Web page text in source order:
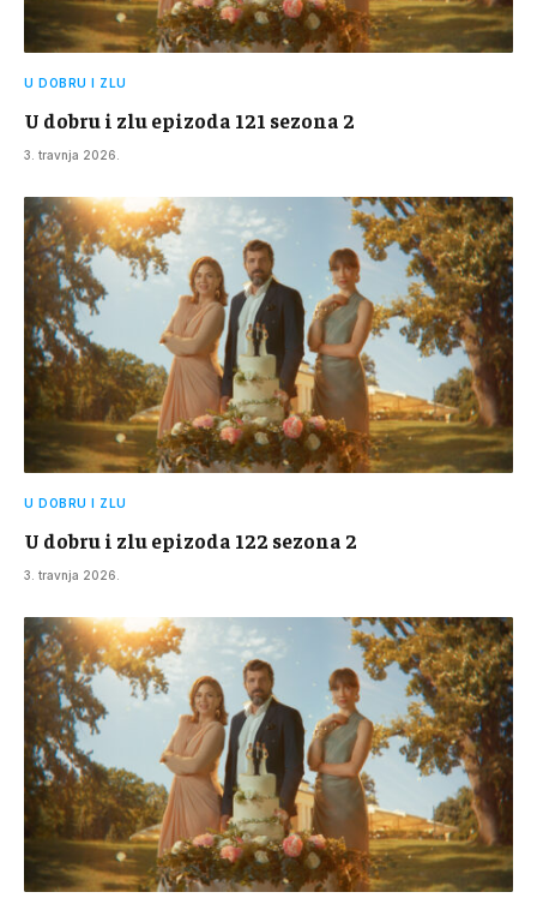
U DOBRU I ZLU
U dobru i zlu epizoda 121 sezona 2
3. travnja 2026.
U DOBRU I ZLU
U dobru i zlu epizoda 122 sezona 2
3. travnja 2026.